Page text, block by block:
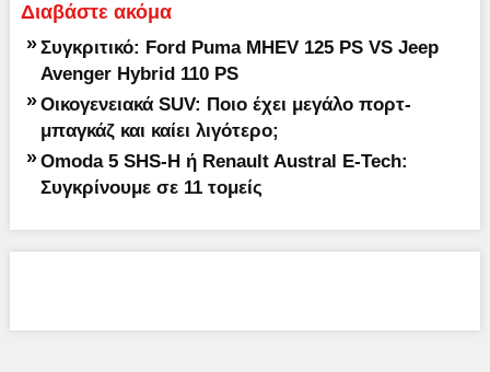
Διαβάστε ακόμα
» Συγκριτικό: Ford Puma MHEV 125 PS VS Jeep
Avenger Hybrid 110 PS
» Οικογενειακά SUV: Ποιο έχει μεγάλο πορτ-
μπαγκάζ και καίει λιγότερο;
» Omoda 5 SHS-H ή Renault Austral E-Tech:
Συγκρίνουμε σε 11 τομείς